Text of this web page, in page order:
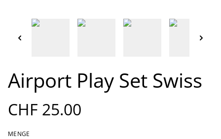
Airport Play Set Swiss
CHF 25.00
MENGE